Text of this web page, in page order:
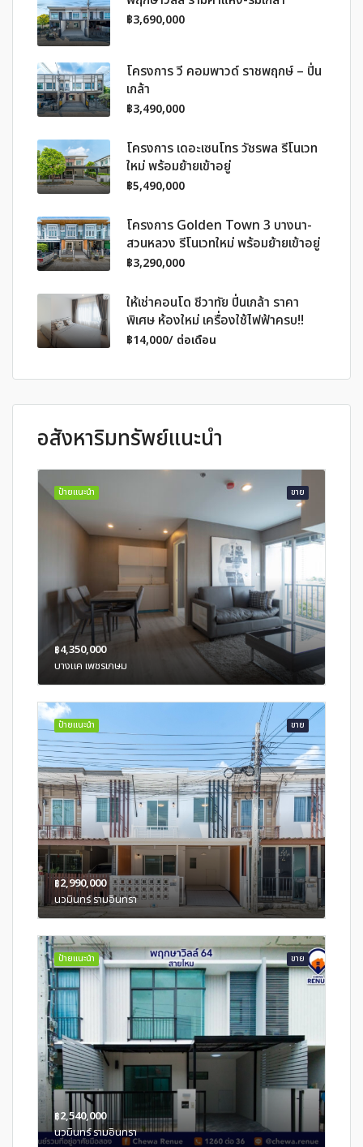
฿3,690,000
โครงการ วี คอมพาวด์ ราชพฤกษ์ – ปิ่น
เกล้า
฿3,490,000
โครงการ เดอะเซนโทร วัชรพล รีโนเวท
ใหม่ พร้อมย้ายเข้าอยู่
฿5,490,000
โครงการ Golden Town 3 บางนา-
สวนหลวง รีโนเวทใหม่ พร้อมย้ายเข้าอยู่
฿3,290,000
ให้เช่าคอนโด ชีวาทัย ปิ่นเกล้า ราคา
พิเศษ ห้องใหม่ เครื่องใช้ไฟฟ้าครบ!!
฿14,000/ ต่อเดือน
อสังหาริมทรัพย์แนะนำ
ขาย
ป้ายแนะนำ
฿4,350,000
บางแค เพชรเกษม
ขาย
ป้ายแนะนำ
฿2,990,000
นวมินทร์ รามอินทรา
ขาย
ป้ายแนะนำ
฿2,540,000
นวมินทร์ รามอินทรา